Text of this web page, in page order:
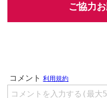
ご協力